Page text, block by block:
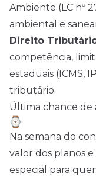
Ambiente (LC nº
ambiental e
Direito
competência,
estaduais (ICMS,
tributário.
Última chance de
Na semana do
valor dos planos
especial para